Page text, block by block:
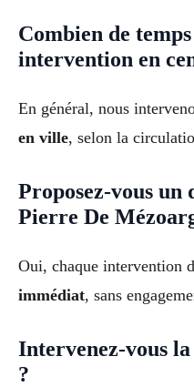
Combien de
intervention en
En général, nous
en ville, selon la
Proposez-vous
Pierre De
Oui, chaque intervention
immédiat, sans
Intervenez-vous
?